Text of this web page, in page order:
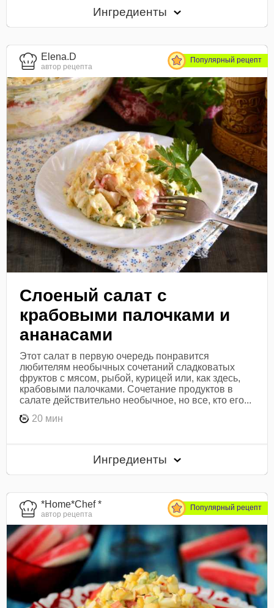
Ингредиенты
Elena.D
автор рецепта
Популярный рецепт
Слоеный салат с
крабовыми палочками и
ананасами
Этот салат в первую очередь понравится
любителям необычных сочетаний сладковатых
фруктов с мясом, рыбой, курицей или, как здесь,
крабовыми палочками. Сочетание продуктов в
салате действительно необычное, но все, кто его...
20 мин
Ингредиенты
*Home*Chef *
автор рецепта
Популярный рецепт